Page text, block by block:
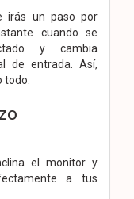
irás un paso por
cuando se
y cambia
de entrada. Así,
el monitor y
a tus